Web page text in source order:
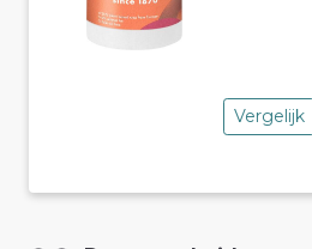
Vergelijk